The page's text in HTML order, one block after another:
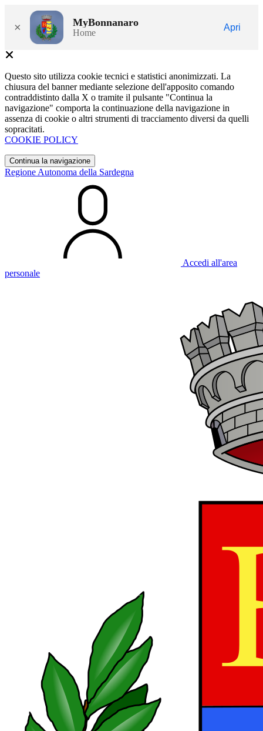
× MyBonnanaro
Home
Apri
Questo sito utilizza cookie tecnici e statistici anonimizzati. La
chiusura del banner mediante selezione dell'apposito comando
contraddistinto dalla X o tramite il pulsante "Continua la
navigazione" comporta la continuazione della navigazione in
assenza di cookie o altri strumenti di tracciamento diversi da quelli
sopracitati.
COOKIE POLICY
Continua la navigazione
Regione Autonoma della Sardegna
Accedi all'area
personale